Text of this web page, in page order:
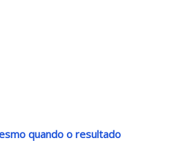
quando o resultado